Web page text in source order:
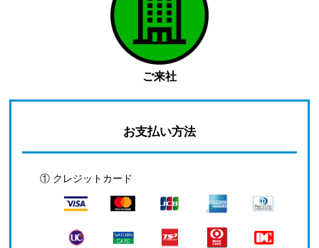
ご来社
お支払い方法
① クレジットカード